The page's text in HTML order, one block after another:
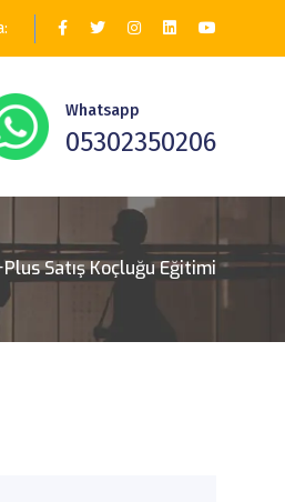
Whatsapp
05302350206
Satış Koçluğu Eğitimi